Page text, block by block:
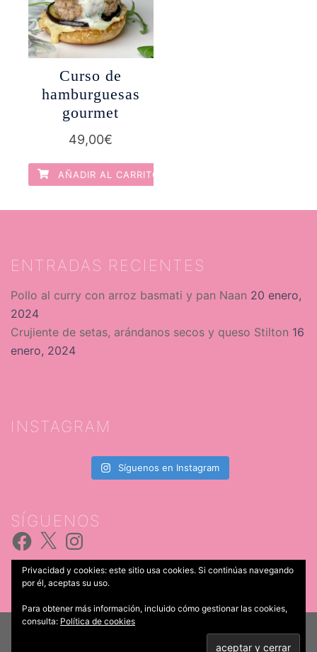
Curso de
hamburguesas
gourmet
49,00€
AÑADIR AL CARRITO
ENTRADAS RECIENTES
Pollo al curry con arroz basmati y pan Naan 20 enero,
2024
Crujiente de setas, arándanos secos y queso Stilton 16
enero, 2024
INSTAGRAM
Síguenos en Instagram
SÍGUENOS
Facebook
X Instagram
© 2026 Catering Iria Castro. Funciona gracias a
Privacidad y cookies: este sitio usa cookies. Si continúas navegando
por él, aceptas su uso.
Para obtener más información, incluido cómo gestionar las cookies,
consulta: Política de cookies